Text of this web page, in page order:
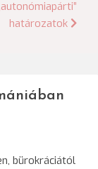
határozatok
bürokráciától